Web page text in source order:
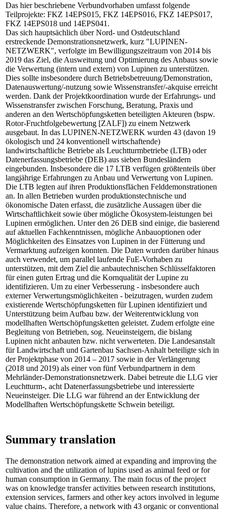
Das hier beschriebene Verbundvorhaben umfasst folgende
Teilprojekte: FKZ 14EPS015, FKZ 14EPS016, FKZ 14EPS017,
FKZ 14EPS018 und 14EPS041.
Das sich hauptsächlich über Nord- und Ostdeutschland
erstreckende Demonstrationsnetzwerk, kurz "LUPINEN-
NETZWERK", verfolgte im Bewilligungszeitraum von 2014 bis
2019 das Ziel, die Ausweitung und Optimierung des Anbaus sowie
die Verwertung (intern und extern) von Lupinen zu unterstützen.
Dies sollte insbesondere durch Betriebsbetreuung/Demonstration,
Datenauswertung/-nutzung sowie Wissenstransfer/-akquise erreicht
werden. Dank der Projektkoordination wurde der Erfahrungs- und
Wissenstransfer zwischen Forschung, Beratung, Praxis und
anderen an den Wertschöpfungsketten beteiligten Akteuren (bspw.
Rotor-Fruchtfolgebewertung [ZALF]) zu einem Netzwerk
ausgebaut. In das LUPINEN-NETZWERK wurden 43 (davon 19
ökologisch und 24 konventionell wirtschaftende)
landwirtschaftliche Betriebe als Leuchtturmbetriebe (LTB) oder
Datenerfassungsbetriebe (DEB) aus sieben Bundesländern
eingebunden. Insbesondere die 17 LTB verfügen größtenteils über
langjährige Erfahrungen zu Anbau und Verwertung von Lupinen.
Die LTB legten auf ihren Produktionsflächen Felddemonstrationen
an. In allen Betrieben wurden produktionstechnische und
ökonomische Daten erfasst, die zusätzliche Aussagen über die
Wirtschaftlichkeit sowie über mögliche Ökosystem-leistungen bei
Lupinen ermöglichen. Unter den 26 DEB sind einige, die basierend
auf aktuellen Fachkenntnissen, mögliche Anbauoptionen oder
Möglichkeiten des Einsatzes von Lupinen in der Fütterung und
Vermarktung aufzeigen konnten. Die Daten wurden darüber hinaus
auch verwendet, um parallel laufende FuE-Vorhaben zu
unterstützen, mit dem Ziel die anbautechnischen Schlüsselfaktoren
für einen guten Ertrag und die Kornqualität der Lupine zu
identifizieren. Um zu einer Verbesserung - insbesondere auch
externer Verwertungsmöglichkeiten - beizutragen, wurden zudem
existierende Wertschöpfungsketten für Lupinen identifiziert und
Unterstützung beim Aufbau bzw. der Weiterentwicklung von
modellhaften Wertschöpfungsketten geleistet. Zudem erfolgte eine
Begleitung von Betrieben, sog. Neueinsteigern, die bislang
Lupinen nicht anbauten bzw. nicht verwerteten. Die Landesanstalt
für Landwirtschaft und Gartenbau Sachsen-Anhalt beteiligte sich in
der Projektphase von 2014 – 2017 sowie in der Verlängerung
(2018 und 2019) als einer von fünf Verbundpartnern in dem
Mehrländer-Demonstrationsnetzwerk. Dabei betreute die LLG vier
Leuchtturm-, acht Datenerfassungsbetriebe und interessierte
Neueinsteiger. Die LLG war führend an der Entwicklung der
Modellhaften Wertschöpfungskette Schwein beteiligt.
Summary translation
The demonstration network aimed at expanding and improving the
cultivation and the utilization of lupins used as animal feed or for
human consumption in Germany. The main focus of the project
was on knowledge transfer activities between research institutions,
extension services, farmers and other key actors involved in legume
value chains. Therefore, a network with 43 organic or conventional